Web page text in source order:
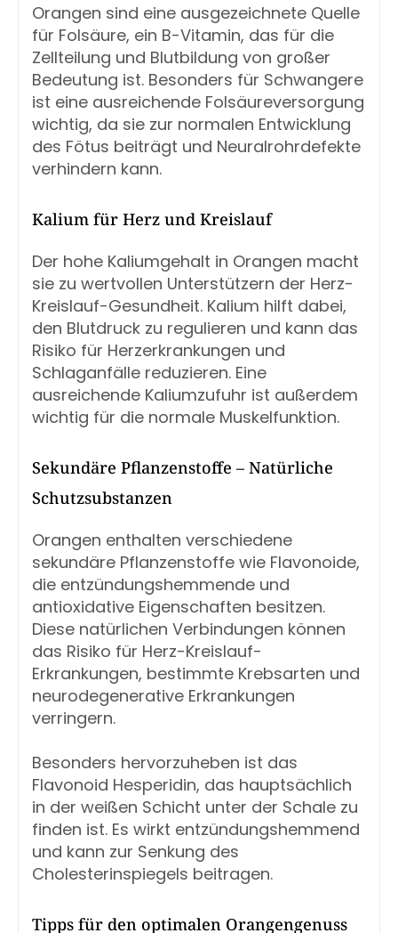
Orangen sind eine ausgezeichnete Quelle
für Folsäure, ein B-Vitamin, das für die
Zellteilung und Blutbildung von großer
Bedeutung ist. Besonders für Schwangere
ist eine ausreichende Folsäureversorgung
wichtig, da sie zur normalen Entwicklung
des Fötus beiträgt und Neuralrohrdefekte
verhindern kann.
Kalium für Herz und Kreislauf
Der hohe Kaliumgehalt in Orangen macht
sie zu wertvollen Unterstützern der Herz-
Kreislauf-Gesundheit. Kalium hilft dabei,
den Blutdruck zu regulieren und kann das
Risiko für Herzerkrankungen und
Schlaganfälle reduzieren. Eine
ausreichende Kaliumzufuhr ist außerdem
wichtig für die normale Muskelfunktion.
Sekundäre Pflanzenstoffe – Natürliche
Schutzsubstanzen
Orangen enthalten verschiedene
sekundäre Pflanzenstoffe wie Flavonoide,
die entzündungshemmende und
antioxidative Eigenschaften besitzen.
Diese natürlichen Verbindungen können
das Risiko für Herz-Kreislauf-
Erkrankungen, bestimmte Krebsarten und
neurodegenerative Erkrankungen
verringern.
Besonders hervorzuheben ist das
Flavonoid Hesperidin, das hauptsächlich
in der weißen Schicht unter der Schale zu
finden ist. Es wirkt entzündungshemmend
und kann zur Senkung des
Cholesterinspiegels beitragen.
Tipps für den optimalen Orangengenuss